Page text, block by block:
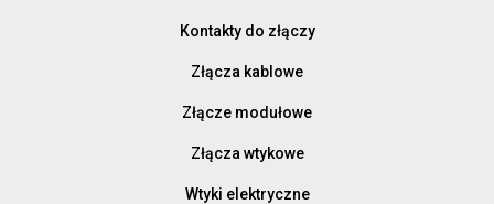
Kontakty do złączy
Złącza kablowe
Złącze modułowe
Złącza wtykowe
Wtyki elektryczne